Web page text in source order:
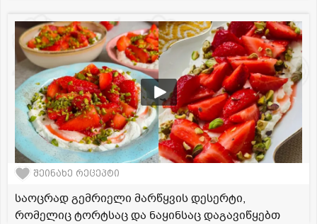
შეინახე რეცეპტი
საოცრად გემრიელი მარწყვის დესერტი,
რომელიც ტორტსაც და ნაყინსაც დაგავიწყებთ